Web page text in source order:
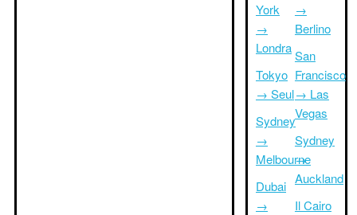
York
→
Londra
Tokyo
→ Seul
Sydney
→
Melbourne
Dubai
→
→
Berlino
San
Francisco
→ Las
Vegas
Sydney
→
Auckland
Il Cairo